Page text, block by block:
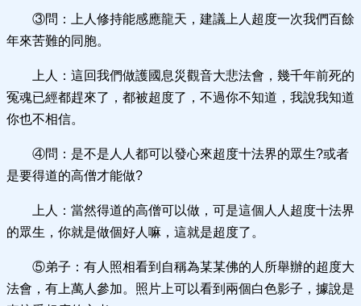
③問：上人修持能感應龍天，建議上人超度一次我們百餘
年來苦難的同胞。
上人：這回我們做護國息災觀音大悲法會，幾千年前死的
冤魂已經都趕來了，都被超度了，不過你不知道，我說我知道
你也不相信。
④問：是不是人人都可以發心來超度十法界的眾生?或者
是要得道的高僧才能做?
上人：當然得道的高僧可以做，可是這個人人超度十法界
的眾生，你就是做個好人嘛，這就是超度了。
⑤弟子：有人照相看到自稱為某某佛的人所舉辦的超度大
法會，有上萬人參加。照片上可以看到兩個白色影子，據說是